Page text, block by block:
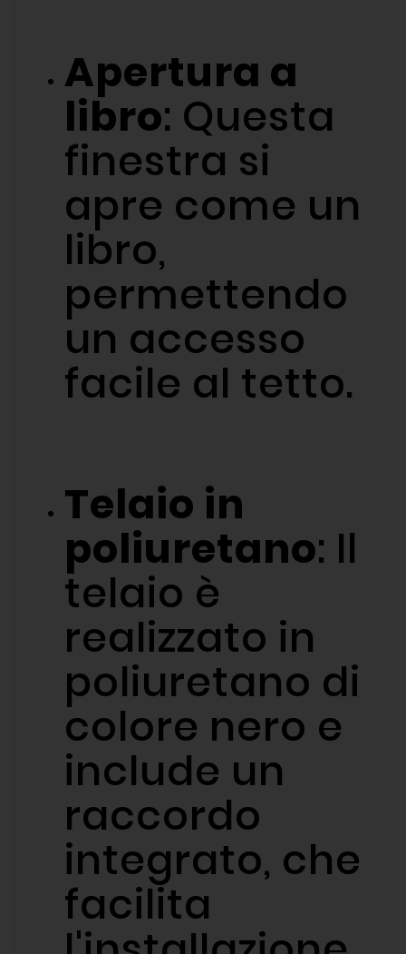
Apertura a
libro: Questa
finestra si
apre come un
libro,
permettendo
un accesso
facile al tetto.
Telaio in
poliuretano: Il
telaio è
realizzato in
poliuretano di
colore nero e
include un
raccordo
integrato, che
facilita